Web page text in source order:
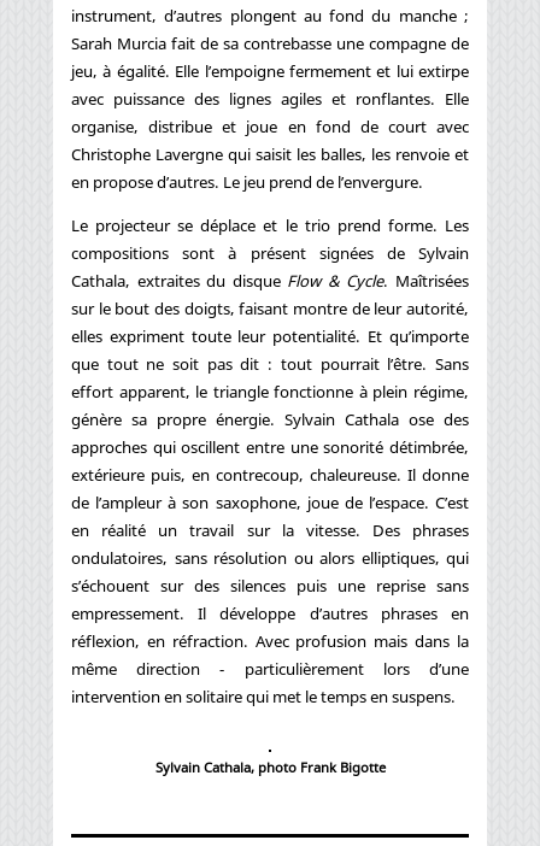
instrument, d’autres plongent au fond du manche ;
Sarah Murcia fait de sa contrebasse une compagne de
jeu, à égalité. Elle l’empoigne fermement et lui extirpe
avec puissance des lignes agiles et ronflantes. Elle
organise, distribue et joue en fond de court avec
Christophe Lavergne qui saisit les balles, les renvoie et
en propose d’autres. Le jeu prend de l’envergure.
Le projecteur se déplace et le trio prend forme. Les
compositions sont à présent signées de Sylvain
Cathala, extraites du disque Flow & Cycle. Maîtrisées
sur le bout des doigts, faisant montre de leur autorité,
elles expriment toute leur potentialité. Et qu’importe
que tout ne soit pas dit : tout pourrait l’être. Sans
effort apparent, le triangle fonctionne à plein régime,
génère sa propre énergie. Sylvain Cathala ose des
approches qui oscillent entre une sonorité détimbrée,
extérieure puis, en contrecoup, chaleureuse. Il donne
de l’ampleur à son saxophone, joue de l’espace. C’est
en réalité un travail sur la vitesse. Des phrases
ondulatoires, sans résolution ou alors elliptiques, qui
s’échouent sur des silences puis une reprise sans
empressement. Il développe d’autres phrases en
réflexion, en réfraction. Avec profusion mais dans la
même direction - particulièrement lors d’une
intervention en solitaire qui met le temps en suspens.
Sylvain Cathala, photo Frank Bigotte